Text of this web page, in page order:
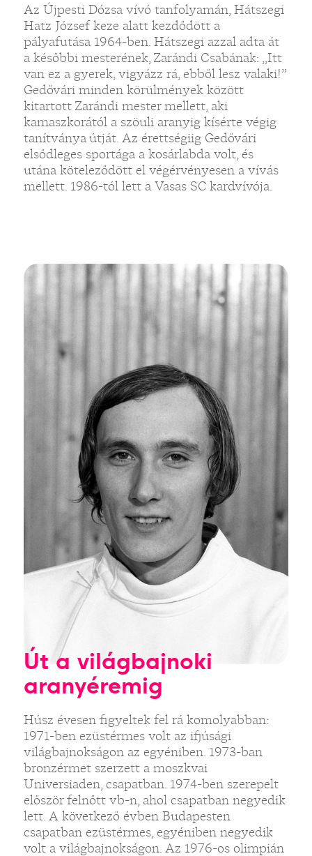
Az Újpesti Dózsa vívó tanfolyamán, Hátszegi
Hatz József keze alatt kezdődött a
pályafutása 1964-ben. Hátszegi azzal adta át
a későbbi mesterének, Zarándi Csabának: „Itt
van ez a gyerek, vigyázz rá, ebből lesz valaki!”
Gedővári minden körülmények között
kitartott Zarándi mester mellett, aki
kamaszkorától a szöuli aranyig kísérte végig
tanítványa útját. Az érettségiig Gedővári
elsődleges sportága a kosárlabda volt, és
utána köteleződött el végérvényesen a vívás
mellett. 1986-tól lett a Vasas SC kardvívója.
Út a világbajnoki
aranyéremig
Húsz évesen figyeltek fel rá komolyabban:
1971-ben ezüstérmes volt az ifjúsági
világbajnokságon az egyéniben. 1973-ban
bronzérmet szerzett a moszkvai
Universiaden, csapatban. 1974-ben szerepelt
először felnőtt vb-n, ahol csapatban negyedik
lett. A következő évben Budapesten
csapatban ezüstérmes, egyéniben negyedik
volt a világbajnokságon. Az 1976-os olimpián